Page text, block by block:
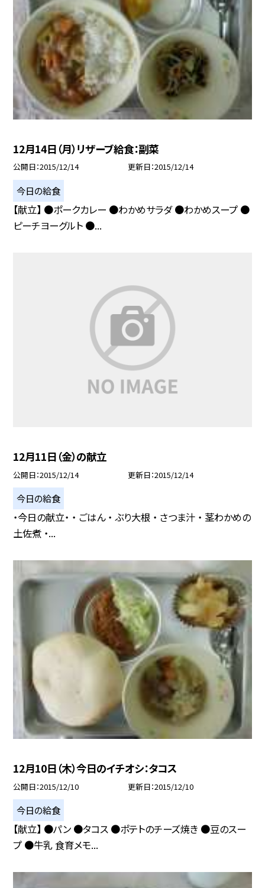
12月14日（月）リザーブ給食：副菜
公開日 2015/12/14 更新日 2015/12/14
今日の給食
【献立】 ●ポークカレー ●わかめサラダ ●わかめスープ ●
ピーチヨーグルト ●...
12月11日（金）の献立
公開日 2015/12/14 更新日 2015/12/14
今日の給食
・今日の献立・ ・ ごはん ・ ぶり大根 ・ さつま汁 ・ 茎わかめの
土佐煮 ・...
12月10日（木）今日のイチオシ：タコス
公開日 2015/12/10 更新日 2015/12/10
今日の給食
【献立】 ●パン ●タコス ●ポテトのチーズ焼き ●豆のスー
プ ●牛乳 食育メモ...